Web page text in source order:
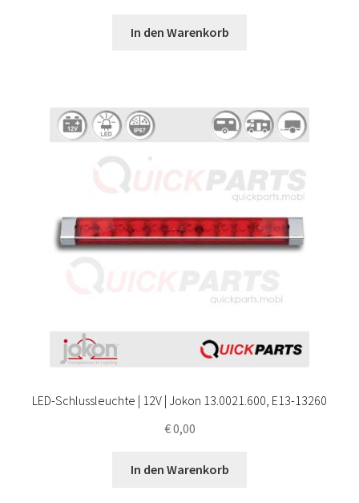
In den Warenkorb
LED-Schlussleuchte | 12V | Jokon 13.0021.600, E13-13260
€0,00
In den Warenkorb